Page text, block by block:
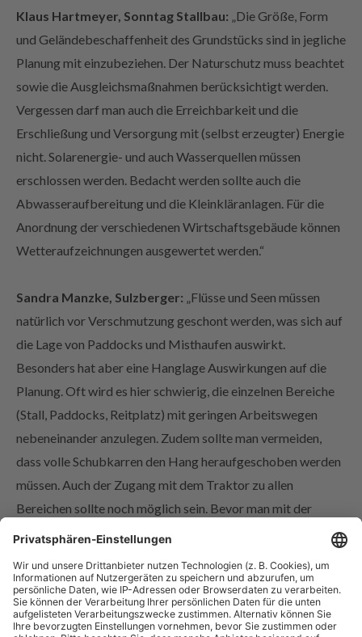
und Geländebeschaffenheit des Grundstücks sind in jegliche
Planung mit einzubeziehen. Der Naturschutz muss beachtet
sowie die Ausgleichsmaßnahmen berücksichtigt werden.
Vergessen darf man auch die Erreichbarkeit und die
Erschließung und Versorgung mit (selbst erzeugter) Energie
nicht. Solarenergie- und auch Wasserquellen müssen
erschlossen werden. Bedacht werden sollte auch die
Abwasseraufbereitung und die Kleinkläranlagen.Für die
Anordnung der verschiedenen Wirtschaftsgebäude können
Wetteraufzeichnungen ausgewertet werden.“
natürlich vor Verschmutzung geschont werden, was sich auf
die Lage von Paddocks und Misthaufen auswirkt.
Besonders hat aber eine Hanglage Auswirkungen auf die
Planung. Oft wird es hier schwierig, die einzelnen Bereiche
(Stall, Paddocks, Reitplatz) mit geringen Arbeitswegen
nebeneinander anzulegen. Zudem sollte man vermeiden,
dass volle Schubkarren den Hang heraufgeschoben werden
müssen. Auch der Zugang mit dem Traktor zu allen
Bereichen sollte noch möglich sein. Bevor man mit der
Planung beginnt sollte man sich gründlich mit den örtlichen
Vorschriften auseinandersetzen. Diese können je nach